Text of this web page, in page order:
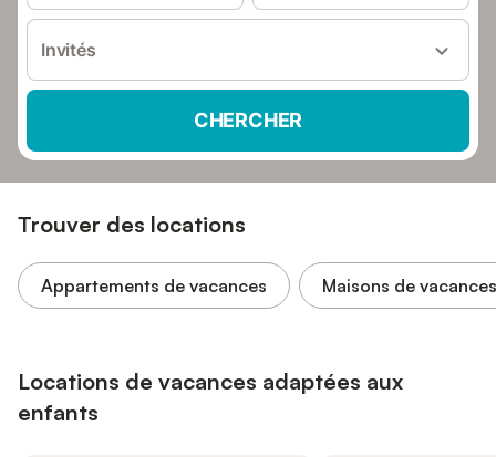
Invités
CHERCHER
Trouver des locations
Appartements de vacances Maisons de vacances
Locations de vacances adaptées aux
enfants